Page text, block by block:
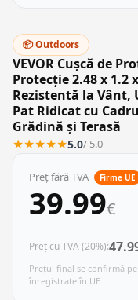
📦 Outdoors
VEVOR Cușcă de
Protecție 2.48 x 1.2
Rezistentă la Vânt,
Pat Ridicat cu
Grădină și Terasă
★★★★★5.0/ 5.0
Preț fără TVA Firme UE
39.99€
Preț cu TVA (20%):
Prețul final se confirmă
înregistrate în UE